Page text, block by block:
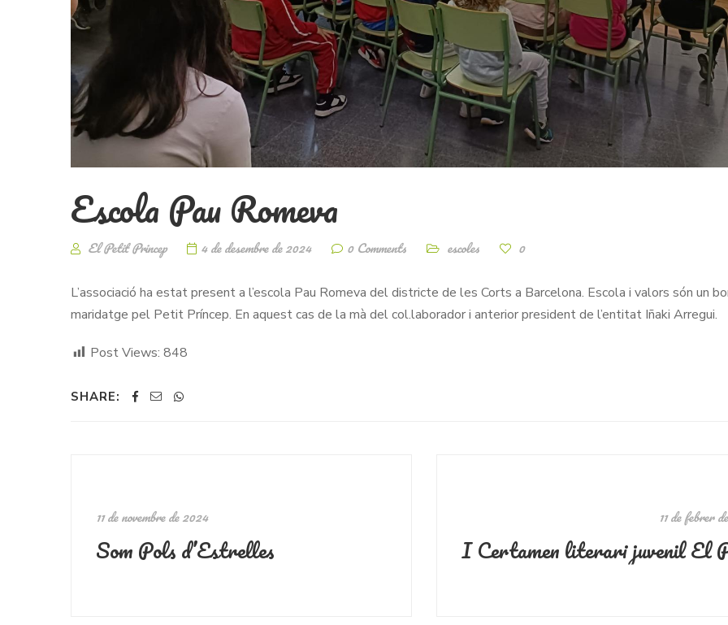
Escola Pau Romeva
El Petit Princep 4 de desembre de 2024 0 Comments escoles 0
L’associació ha estat present a l’escola Pau Romeva del districte de les Corts a Barcelona. Escola i valors són un
maridatge pel Petit Príncep. En aquest cas de la mà del col.laborador i anterior president de l’entitat Iñaki Arregui.
Post Views: 848
SHARE:
11 de novembre de 2024
Som Pols d’Estrelles
11 de febrer